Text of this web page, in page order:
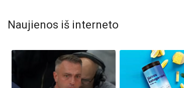
Naujienos iš interneto